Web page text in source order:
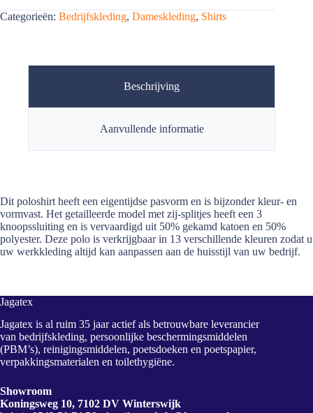
Categorieën: Bedrijfskleding, Dameskleding, Shirts
Beschrijving
Aanvullende informatie
Dit poloshirt heeft een eigentijdse pasvorm en is bijzonder kleur- en
vormvast. Het getailleerde model met zij-splitjes heeft een 3
knoopssluiting en is vervaardigd uit 50% gekamd katoen en 50%
polyester. Deze polo is verkrijgbaar in 13 verschillende kleuren zodat u
uw werkkleding altijd kan aanpassen aan de huisstijl van uw bedrijf.
Jagatex
Jagatex is al ruim 35 jaar actief als betrouwbare leverancier
van bedrijfskleding, persoonlijke beschermingsmiddelen
(PBM’s), reinigingsmiddelen, poetsdoeken en poetspapier,
verpakkingsmaterialen en toilethygiëne.
Showroom
Koningsweg 10, 7102 DV Winterswijk